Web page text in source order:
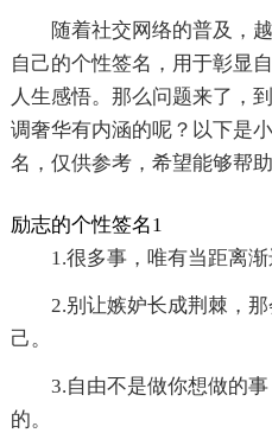
随着社交网络的普及，
自己的个性签名，用于彰显
人生感悟。那么问题来了，
调奢华有内涵的呢？以下是
名，仅供参考，希望能够帮助
励志的个性签名1
1.很多事，唯有当距离
2.别让嫉妒长成荆棘，
己。
3.自由不是做你想做的
的。